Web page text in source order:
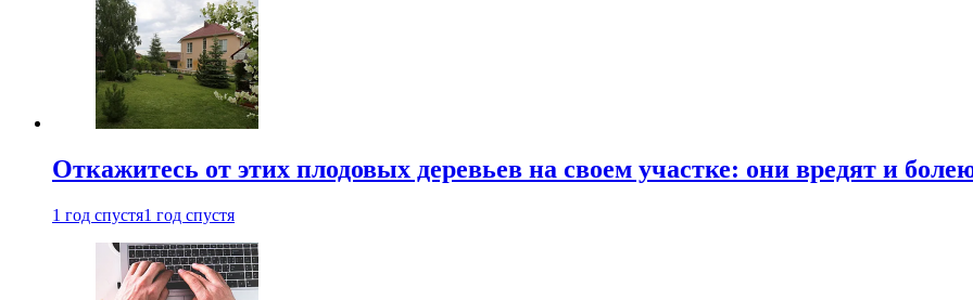
Откажитесь от этих плодовых деревьев на своем участке: они вредят и
1 год спустя1 год спустя